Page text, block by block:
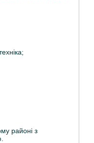
районі з